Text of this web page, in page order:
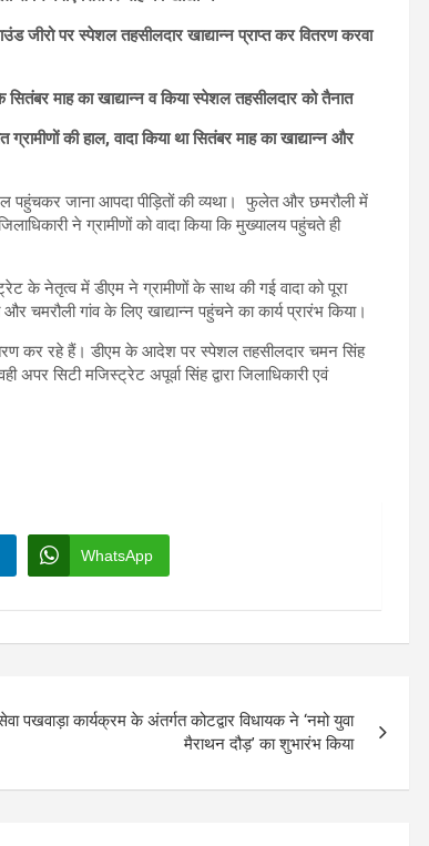
जीरो पर स्पेशल तहसीलदार खाद्यान्न प्राप्त कर वितरण करवा
माह का खाद्यान्न व किया स्पेशल तहसीलदार को तैनात
की हाल, वादा किया था सितंबर माह का खाद्यान्न और
पहुंचकर जाना आपदा पीड़ितों की व्यथा। फुलेत और छमरौली में
ने ग्रामीणों को वादा किया कि मुख्यालय पहुंचते ही
के नेतृत्व में डीएम ने ग्रामीणों के साथ की गई वादा को पूरा
चमरौली गांव के लिए खाद्यान्न पहुंचने का कार्य प्रारंभ किया।
कर रहे हैं। डीएम के आदेश पर स्पेशल तहसीलदार चमन सिंह
अपर सिटी मजिस्ट्रेट अपूर्वा सिंह द्वारा जिलाधिकारी एवं
WhatsApp
पखवाड़ा कार्यक्रम के अंतर्गत कोटद्वार विधायक ने ‘नमो युवा
मैराथन दौड़’ का शुभारंभ किया